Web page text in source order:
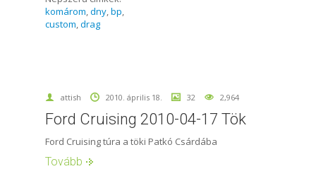
komárom dny bp
custom drag
attish 2010. április 18. 32 2,964
Ford Cruising 2010-04-17 Tök
Ford Cruising túra a töki Patkó Csárdába
Tovább